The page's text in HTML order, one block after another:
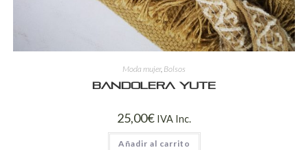
Moda mujer, Bolsos
Bandolera yute
25,00€ IVA Inc.
Añadir al carrito